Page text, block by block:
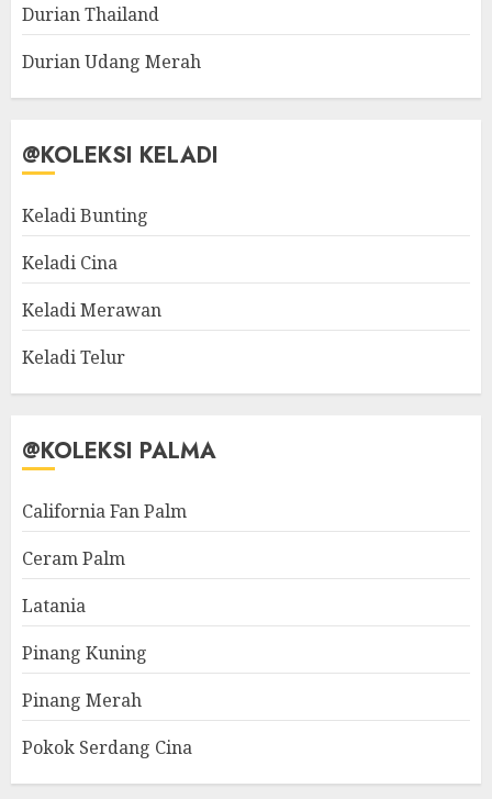
Durian Thailand
Durian Udang Merah
@KOLEKSI KELADI
Keladi Bunting
Keladi Cina
Keladi Merawan
Keladi Telur
@KOLEKSI PALMA
California Fan Palm
Ceram Palm
Latania
Pinang Kuning
Pinang Merah
Pokok Serdang Cina